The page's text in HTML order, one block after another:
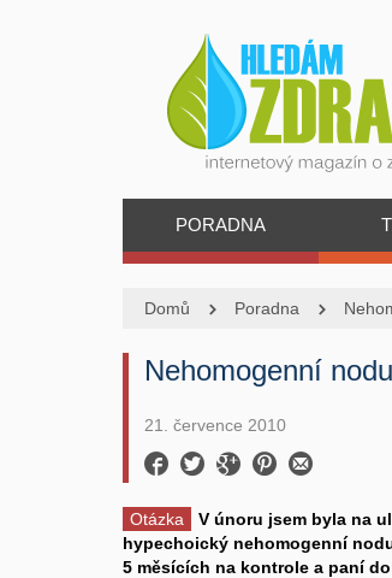
PORADNA
Domů Poradna
Nehomogenní
21. července 2010
Otázka
V únoru jsem byla na
hypechoický nehomogenní
5 měsících na kontrole a paní